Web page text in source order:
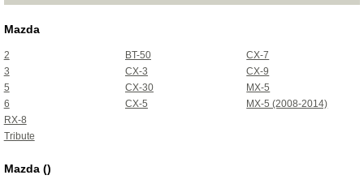
Mazda
2
3
5
6
BT-50
CX-3
CX-30
CX-5
CX-7
CX-9
MX-5
MX-5 (2008-2014)
RX-8
Tribute
Mazda ()